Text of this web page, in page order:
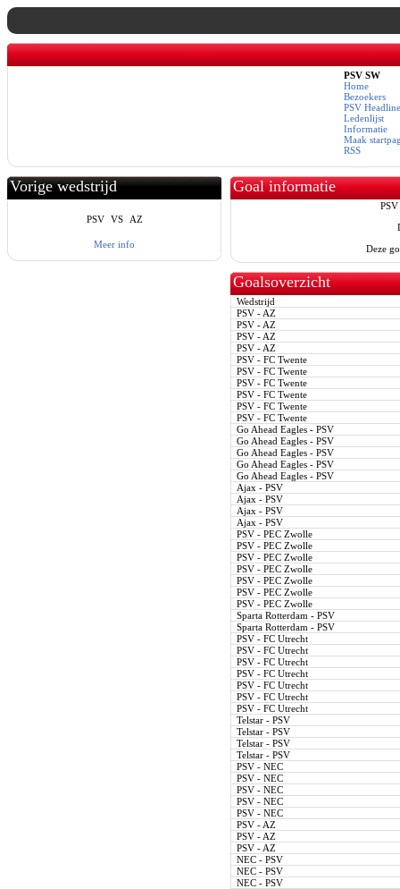
PSV SW
Home
Bezoekers
PSV
Ledenlijst
Informatie
Maak
RSS
Vorige wedstrijd
PSV VS AZ
Meer info
Goal informatie
Deze
Goalsoverzicht
Wedstrijd
PSV - AZ
PSV - AZ
PSV - AZ
PSV - AZ
PSV - FC Twente
PSV - FC Twente
PSV - FC Twente
PSV - FC Twente
PSV - FC Twente
PSV - FC Twente
Go Ahead Eagles - PSV
Go Ahead Eagles - PSV
Go Ahead Eagles - PSV
Go Ahead Eagles - PSV
Go Ahead Eagles - PSV
Ajax - PSV
Ajax - PSV
Ajax - PSV
Ajax - PSV
PSV - PEC Zwolle
PSV - PEC Zwolle
PSV - PEC Zwolle
PSV - PEC Zwolle
PSV - PEC Zwolle
PSV - PEC Zwolle
PSV - PEC Zwolle
Sparta Rotterdam - PSV
Sparta Rotterdam - PSV
PSV - FC Utrecht
PSV - FC Utrecht
PSV - FC Utrecht
PSV - FC Utrecht
PSV - FC Utrecht
PSV - FC Utrecht
PSV - FC Utrecht
Telstar - PSV
Telstar - PSV
Telstar - PSV
Telstar - PSV
PSV - NEC
PSV - NEC
PSV - NEC
PSV - NEC
PSV - NEC
PSV - AZ
PSV - AZ
PSV - AZ
NEC - PSV
NEC - PSV
NEC - PSV